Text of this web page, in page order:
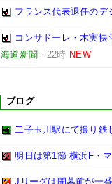
フランス代表退任のデ
コンサドーレ・木実
海道新聞 - 22時 NEW
ブログ
二子玉川駅にて撮り鉄
明日は第1節 横浜F・
Jリーグは開幕前が一